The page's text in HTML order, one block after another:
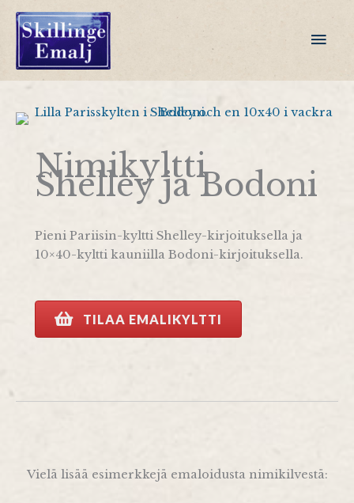
Siirry
sisältöön
Nimikyltti
Shelley ja Bodoni
Pieni Pariisin-kyltti Shelley-kirjoituksella ja
10×40-kyltti kauniilla Bodoni-kirjoituksella.
TILAA EMALIKYLTTI
Vielä lisää esimerkkejä emaloidusta nimikilvestä: